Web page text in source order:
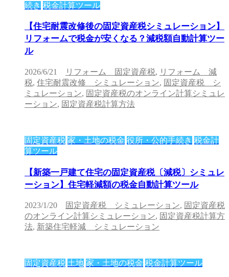
続き 税金計算ツール
【住宅耐震改修後の固定資産税シミュレーション】
リフォームで税金が安くなる？減税額自動計算ツー
ル
2026/6/21 リフォーム 固定資産税, リフォーム 減
税, 住宅耐震改修 シミュレーション, 固定資産税 シ
ミュレーション, 固定資産税のオンライン計算シミュレ
ーション, 固定資産税計算方法
固定資産税 家・土地の税金 役所・公的手続き 税金計
算ツール
【新築一戸建て住宅の固定資産税〔減税〕シミュレ
ーション】住宅軽減額の税金自動計算ツール
2023/1/20 固定資産税 シミュレーション, 固定資産税
のオンライン計算シミュレーション, 固定資産税計算方
法, 新築住宅軽減 シミュレーション
固定資産税 土地 家・土地の税金 税金計算ツール